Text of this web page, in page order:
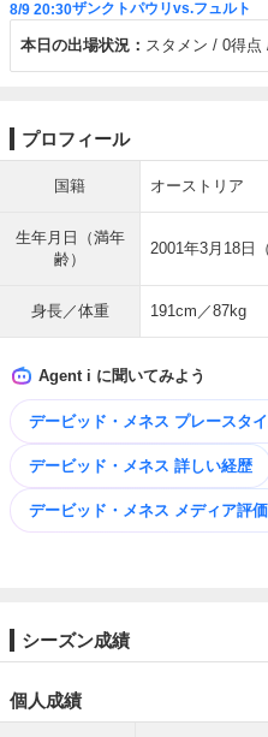
8/9 20:30ザンクトパウリvs.フュルト
本日の出場状況： スタメン 0得点
プロフィール
国籍 オーストリア
生年月日（満年
齢）
2001年3月18日
身長／体重 191cm／87kg
Agent i に聞いてみよう
デービッド・メネス プレースタ
デービッド・メネス 詳しい経歴
デービッド・メネス メディア評価
シーズン成績
個人成績